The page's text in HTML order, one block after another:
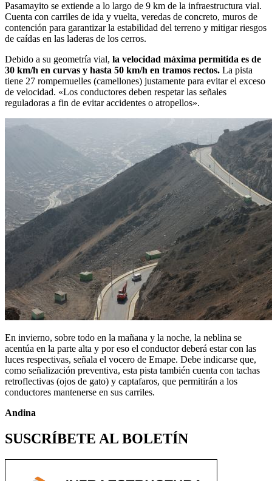
Pasamayito se extiende a lo largo de 9 km de la infraestructura vial.
Cuenta con carriles de ida y vuelta, veredas de concreto, muros de
contención para garantizar la estabilidad del terreno y mitigar riesgos
de caídas en las laderas de los cerros.
Debido a su geometría vial, la velocidad máxima permitida es de
30 km/h en curvas y hasta 50 km/h en tramos rectos. La pista
tiene 27 rompemuelles (camellones) justamente para evitar el exceso
de velocidad. «Los conductores deben respetar las señales
reguladoras a fin de evitar accidentes o atropellos».
En invierno, sobre todo en la mañana y la noche, la neblina se
acentúa en la parte alta y por eso el conductor deberá estar con las
luces respectivas, señala el vocero de Emape. Debe indicarse que,
como señalización preventiva, esta pista también cuenta con tachas
retroflectivas (ojos de gato) y captafaros, que permitirán a los
conductores mantenerse en sus carriles.
Andina
SUSCRÍBETE AL BOLETÍN